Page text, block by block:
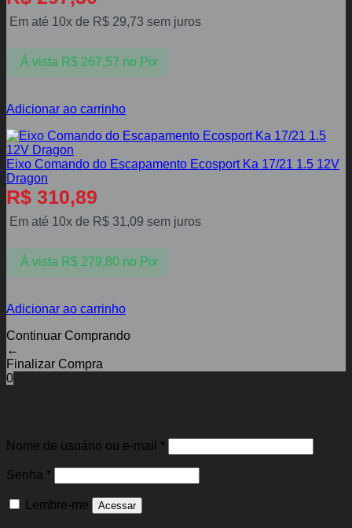
Em até 10x de R$ 29,73 sem juros
À vista R$267,57 no Pix
Adicionar ao carrinho
Eixo Comando do Escapamento Ecosport Ka 17/21 1.5 12V
Dragon
R$ 310,89
Em até 10x de R$ 31,09 sem juros
À vista R$279,80 no Pix
Adicionar ao carrinho
Continuar Comprando
←
Finalizar Compra
0
Nome de usuário ou e-mail *Obrigatório
Senha *Obrigatório
Lembre-me Acessar